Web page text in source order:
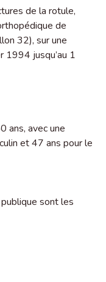
de la rotule,
de
32), sur une
1994 jusqu’au 1
ans, avec une
et 47 ans pour le
sont les